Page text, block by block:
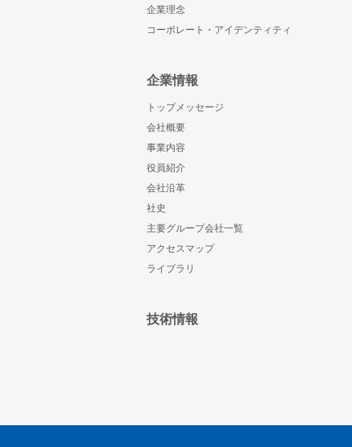
企業理念
コーポレート・アイデンティティ
企業情報
トップメッセージ
会社概要
事業内容
役員紹介
会社沿革
社史
主要グループ会社一覧
アクセスマップ
ライブラリ
技術情報